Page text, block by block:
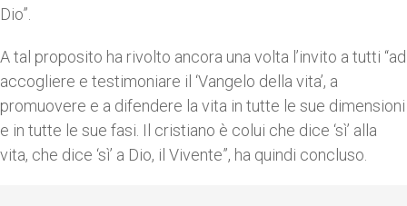
Dio”.
A tal proposito ha rivolto ancora una volta l’invito a tutti “ad
accogliere e testimoniare il ‘Vangelo della vita’, a
promuovere e a difendere la vita in tutte le sue dimensioni
e in tutte le sue fasi. Il cristiano è colui che dice ‘sì’ alla
vita, che dice ‘sì’ a Dio, il Vivente”, ha quindi concluso.